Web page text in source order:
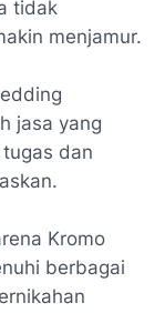
tidak
menjamur.
jasa yang
dan
Kromo
berbagai